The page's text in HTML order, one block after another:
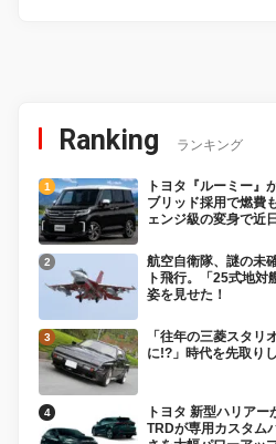
Ranking ランキング
トヨタ『ルーミー』
ブリッド採用で燃費
ェンジ級の変身で近
航空自衛隊、謎の未
ト飛行。「25式地
姿を見せた！
「往年の三菱スタリ
に!?」時代を先取り
トヨタ 新型ハリア
TRDが専用カスタム